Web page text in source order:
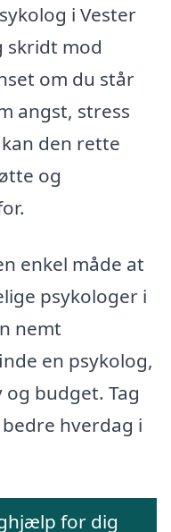
i Vester
skridt mod
om du står
angst, stress
den rette
og
enkel måde at
psykologer i
nemt
en psykolog,
budget. Tag
hverdag i
for dig